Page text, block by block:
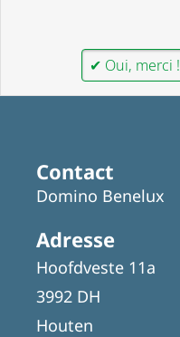
✔ Oui, merci !
Contact
Domino Benelux
Adresse
Hoofdveste 11a
3992 DH
Houten